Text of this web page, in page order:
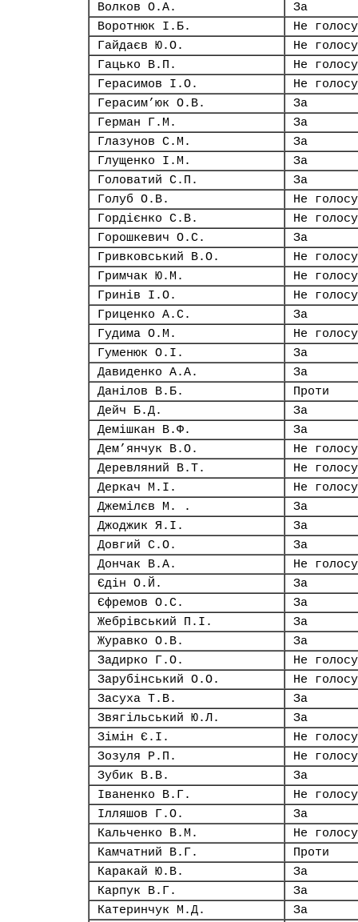
Волков О.А.
За
Воротнюк І.Б.
Не
Гайдаєв Ю.О.
Не
Гацько В.П.
Не
Герасимов І.О.
Не
Герасим’юк О.В.
За
Герман Г.М.
За
Глазунов С.М.
За
Глущенко І.М.
За
Головатий С.П.
За
Голуб О.В.
Не
Гордієнко С.В.
Не
Горошкевич О.С.
За
Гривковський В.О.
Не
Гримчак Ю.М.
Не
Гринів І.О.
Не
Гриценко А.С.
За
Гудима О.М.
Не
Гуменюк О.І.
За
Давиденко А.А.
За
Данілов В.Б.
Проти
Дейч Б.Д.
За
Демішкан В.Ф.
За
Дем’янчук В.О.
Не
Деревляний В.Т.
Не
Деркач М.І.
Не
Джемілєв М. .
За
Джоджик Я.І.
За
Довгий С.О.
За
Дончак В.А.
Не
Єдін О.Й.
За
Єфремов О.С.
За
Жебрівський П.І.
За
Журавко О.В.
За
Задирко Г.О.
Не
Зарубінський О.О.
Не
Засуха Т.В.
За
Звягільський Ю.Л.
За
Зімін Є.І.
Не
Зозуля Р.П.
Не
Зубик В.В.
За
Іваненко В.Г.
Не
Ілляшов Г.О.
За
Кальченко В.М.
Не
Камчатний В.Г.
Проти
Каракай Ю.В.
За
Карпук В.Г.
За
Катеринчук М.Д.
За